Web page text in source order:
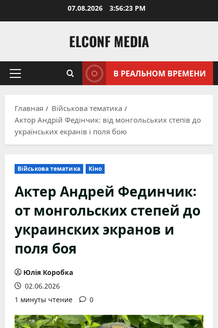
07.08.2026 3:56:24 PM
ELCONF MEDIA
Основное
В РЕАЛЬНОМ ВРЕМЕНИ
Главная
Військова тематика
Актор Андрій Федінчик: від монгольських степів до
українських екранів і поля бою
Військова тематика Кіно
Актер Андрей Фединчик:
от монгольских степей до
украинских экранов и
поля боя
Юлія Коробка
02.06.2026
1 минуты чтение
0